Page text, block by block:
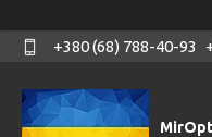
+380 (68) 788-40-93